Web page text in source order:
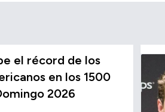
el récord de los
en los 1500
2026